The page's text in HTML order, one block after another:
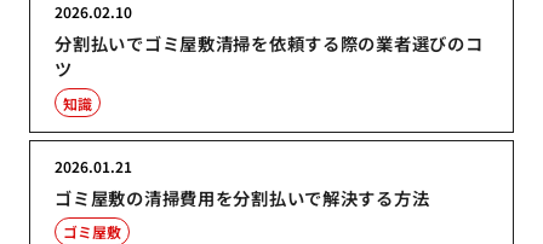
分割払いでゴミ屋敷清掃を依頼する際の業者選びのコ
ツ
2026.02.10
知識
ゴミ屋敷の清掃費用を分割払いで解決する方法
2026.01.21
ゴミ屋敷